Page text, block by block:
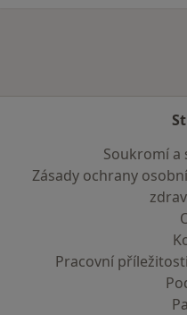
Soukromí a
Zásady ochrany
Pracovní příležitosti